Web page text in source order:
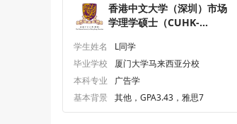
香港中文大学（深圳）市场
学理学硕士（CUHK-
枚
学生姓名
L同学
毕业学校
厦门大学马来西亚分校
本科专业
广告学
基本背景
其他，GPA3.43，雅思7